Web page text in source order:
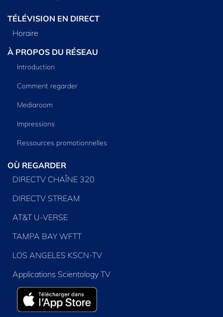
TÉLÉVISION EN DIRECT
Horaire
À PROPOS DU RÉSEAU
Introduction
Comment regarder
Mediaroom
Impressions
Ressources promotionnelles
OÙ REGARDER
DIRECTV CHAÎNE 320
DIRECTV STREAM
AT&T U-VERSE
TAMPA BAY WFTT
LOS ANGELES KSCN-TV
Applications Scientology TV